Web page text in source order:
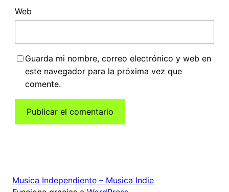
Web
Guarda mi nombre, correo electrónico y web en
este navegador para la próxima vez que
comente.
Musica Independiente – Musica Indie